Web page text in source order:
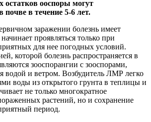
остатков ооспоры могут
почве в течение 5-6 лет.
заражении болезнь имеет
проявляться только при
для нее погодных условий.
которой болезнь распространяется в
зооспорангии с зооспорами,
водой и ветром. Возбудитель ЛМР легко
воды из открытого грунта в теплицы и
не только многократное
растений, но и сохранение
период.